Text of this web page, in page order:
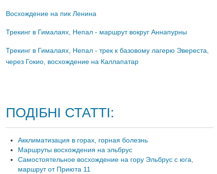
Восхождение на пик Ленина
Трекинг в Гималаях, Непал - маршрут вокруг Аннапурны
Трекинг в Гималаях, Непал - трек к базовому лагерю Эвереста,
через Гокио, восхождение на Каллапатар
ПОДІБНІ СТАТТІ:
Акклиматизация в горах, горная болезнь
Маршруты восхождения на эльбрус
Самостоятельное восхождение на гору Эльбрус с юга,
маршрут от Приюта 11